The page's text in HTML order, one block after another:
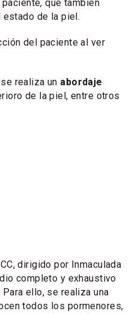
que también
de la piel.
del paciente al ver
realiza un abordaje
de la piel, entre otros
dirigido por Inmaculada
completo y exhaustivo
ello, se realiza una
todos los pormenores,